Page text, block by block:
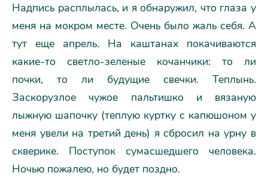
Надпись расплылась, и я обнаружил, что глаза у
меня на мокром месте. Очень было жаль себя. А
тут еще апрель. На каштанах покачиваются
какие-то светло-зеленые кочанчики: то ли
почки, то ли будущие свечки. Теплынь.
Заскорузлое чужое пальтишко и вязаную
лыжную шапочку (теплую куртку с капюшоном у
меня увели на третий день) я сбросил на урну в
скверике. Поступок сумасшедшего человека.
Ночью пожалею, но будет поздно.